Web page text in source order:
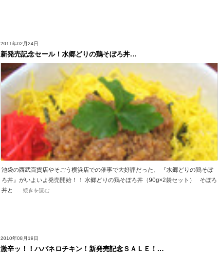
2011年02月24日
新発売記念セール！水郷どりの鶏そぼろ丼…
池袋の西武百貨店やそごう横浜店での催事で大好評だった、 『水郷どりの鶏そぼ
ろ丼』がいよいよ発売開始！！ 水郷どりの鶏そぼろ丼（90g×2袋セット） そぼろ
丼と
... 続きを読む
2010年08月19日
激辛ッ！！ハバネロチキン！新発売記念ＳＡＬＥ！…